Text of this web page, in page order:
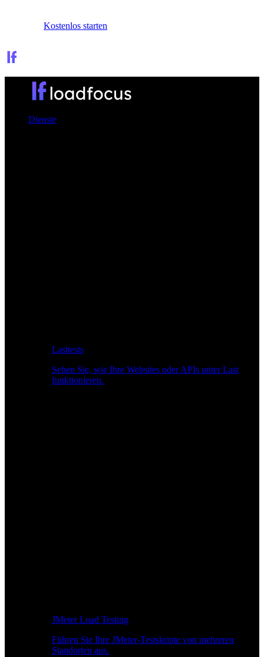
Kostenlos starten
Dienste
Lasttests
Sehen Sie, wie Ihre Websites oder APIs unter Last
funktionieren.
JMeter Load Testing
Führen Sie Ihre JMeter-Testskripte von mehreren
Standorten aus.